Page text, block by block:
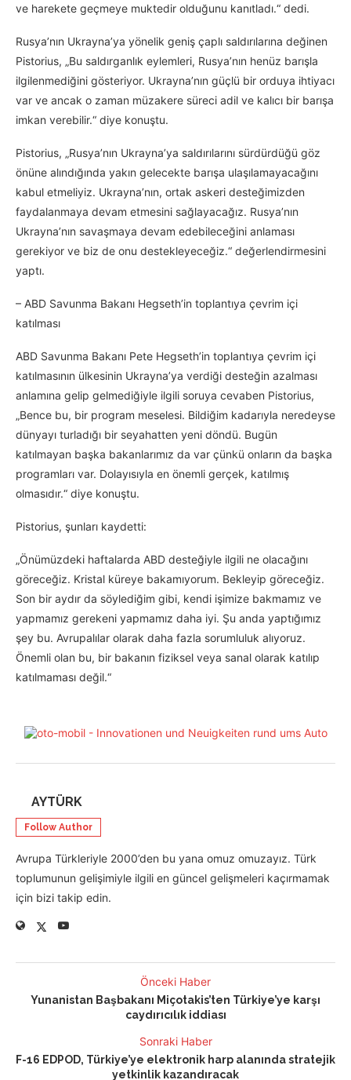
ve harekete geçmeye muktedir olduğunu kanıtladı.“ dedi.
Rusya’nın Ukrayna’ya yönelik geniş çaplı saldırılarına değinen
Pistorius, „Bu saldırganlık eylemleri, Rusya’nın henüz barışla
ilgilenmediğini gösteriyor. Ukrayna’nın güçlü bir orduya ihtiyacı
var ve ancak o zaman müzakere süreci adil ve kalıcı bir barışa
imkan verebilir.“ diye konuştu.
Pistorius, „Rusya’nın Ukrayna’ya saldırılarını sürdürdüğü göz
önüne alındığında yakın gelecekte barışa ulaşılamayacağını
kabul etmeliyiz. Ukrayna’nın, ortak askeri desteğimizden
faydalanmaya devam etmesini sağlayacağız. Rusya’nın
Ukrayna’nın savaşmaya devam edebileceğini anlaması
gerekiyor ve biz de onu destekleyeceğiz.“ değerlendirmesini
yaptı.
– ABD Savunma Bakanı Hegseth’in toplantıya çevrim içi
katılması
ABD Savunma Bakanı Pete Hegseth’in toplantıya çevrim içi
katılmasının ülkesinin Ukrayna’ya verdiği desteğin azalması
anlamına gelip gelmediğiyle ilgili soruya cevaben Pistorius,
„Bence bu, bir program meselesi. Bildiğim kadarıyla neredeyse
dünyayı turladığı bir seyahatten yeni döndü. Bugün
katılmayan başka bakanlarımız da var çünkü onların da başka
programları var. Dolayısıyla en önemli gerçek, katılmış
olmasıdır.“ diye konuştu.
Pistorius, şunları kaydetti:
„Önümüzdeki haftalarda ABD desteğiyle ilgili ne olacağını
göreceğiz. Kristal küreye bakamıyorum. Bekleyip göreceğiz.
Son bir aydır da söylediğim gibi, kendi işimize bakmamız ve
yapmamız gerekeni yapmamız daha iyi. Şu anda yaptığımız
şey bu. Avrupalılar olarak daha fazla sorumluluk alıyoruz.
Önemli olan bu, bir bakanın fiziksel veya sanal olarak katılıp
katılmaması değil.“
AYTÜRK
Follow Author
Avrupa Türkleriyle 2000’den bu yana omuz omuzayız. Türk
toplumunun gelişimiyle ilgili en güncel gelişmeleri kaçırmamak
için bizi takip edin.
Önceki Haber
Yunanistan Başbakanı Miçotakis’ten Türkiye’ye karşı
caydırıcılık iddiası
Sonraki Haber
F-16 EDPOD, Türkiye’ye elektronik harp alanında stratejik
yetkinlik kazandıracak